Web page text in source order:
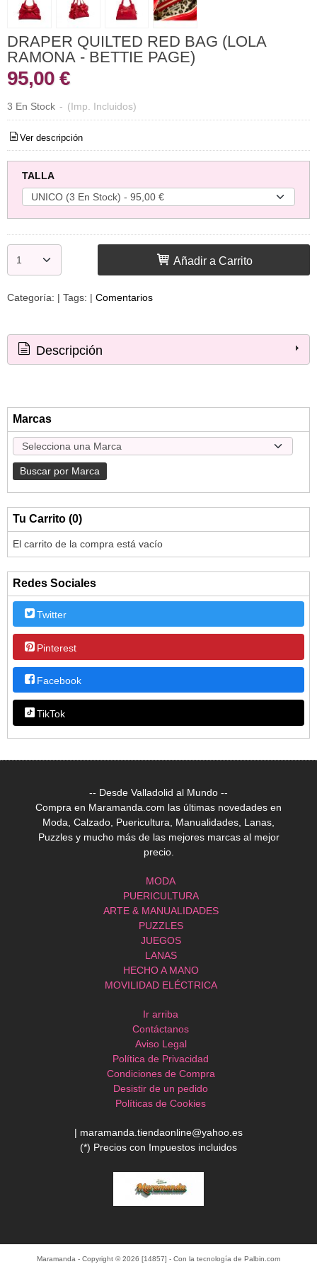
Marcas
Tu Carrito (0)
El carrito de la compra está vacío
Redes Sociales
Twitter
Pinterest
Facebook
TikTok
DRAPER QUILTED RED BAG (LOLA
RAMONA - BETTIE PAGE)
95,00 €
3 En Stock - (Imp. Incluidos)
Ver descripción
TALLA
Añadir a Carrito
Categoría: | Tags: | Comentarios
Descripción
-- Desde Valladolid al Mundo --
Compra en Maramanda.com las últimas novedades en
Moda, Calzado, Puericultura, Manualidades, Lanas,
Puzzles y mucho más de las mejores marcas al mejor
precio.
MODA
PUERICULTURA
ARTE & MANUALIDADES
PUZZLES
JUEGOS
LANAS
HECHO A MANO
MOVILIDAD ELÉCTRICA
Ir arriba
Contáctanos
Aviso Legal
Política de Privacidad
Condiciones de Compra
Desistir de un pedido
Políticas de Cookies
| maramanda.tiendaonline@yahoo.es
(*) Precios con Impuestos incluidos
Maramanda - Copyright © 2026 [14857] - Con la tecnología de Palbin.com